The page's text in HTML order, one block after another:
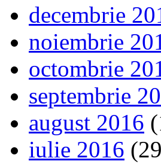
decembrie
noiembrie
octombrie
septembrie
august 2016
iulie 2016